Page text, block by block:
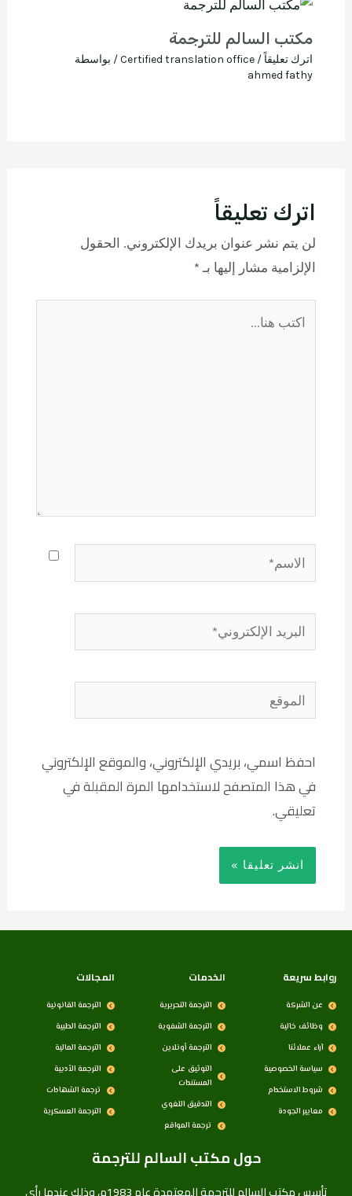
مكتب السالم للترجمة
اترك تعليقاً /
Certified translation office/ بواسطة
ahmed fathy
اترك تعليقاً
لن يتم نشر عنوان بريدك الإلكتروني. الحقول
الإلزامية مشار إليها بـ *
احفظ اسمي، بريدي الإلكتروني، والموقع الإلكتروني
في هذا المتصفح لاستخدامها المرة المقبلة في
تعليقي.
حول مكتب السالم للترجمة
المجالات
الترجمة القانونية
الترجمة الطبية
الترجمة المالية
الترجمة الأدبية
ترجمة الشهادات
الترجمة العسكرية
الخدمات
الترجمة التحريرية
الترجمة الشفوية
الترجمة أونلاين
التوثيق على
المستندات
التدقيق اللغوي
ترجمة المواقع
روابط سريعة
عن الشركة
وظائف خالية
آراء عملائنا
سياسة الخصوصية
شروط الاستخدام
معايير الجودة